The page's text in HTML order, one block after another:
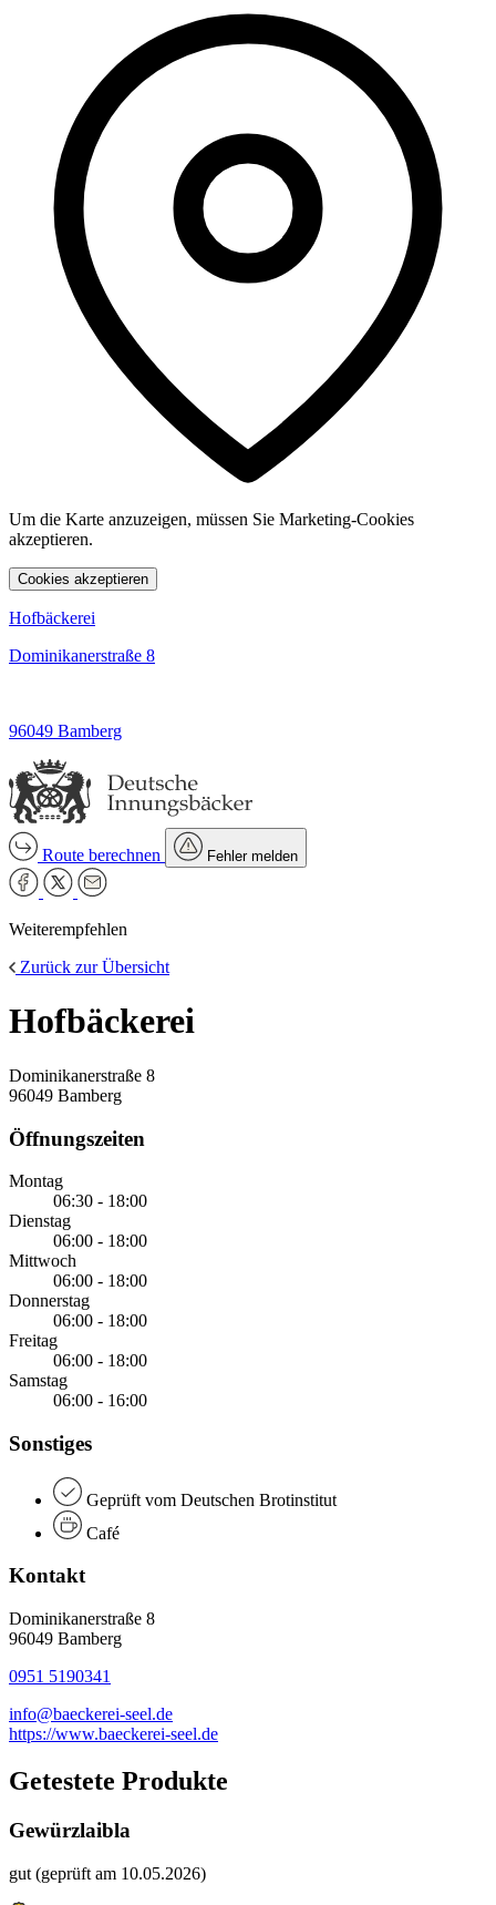
Um die Karte anzuzeigen, müssen Sie Marketing-Cookies
akzeptieren.
Cookies akzeptieren
Hofbäckerei
Dominikanerstraße 8
96049 Bamberg
Route berechnen Fehler melden
Weiterempfehlen
Zurück zur Übersicht
Hofbäckerei
Dominikanerstraße 8
96049 Bamberg
Öffnungszeiten
Montag
06:30 - 18:00
Dienstag
06:00 - 18:00
Mittwoch
06:00 - 18:00
Donnerstag
06:00 - 18:00
Freitag
06:00 - 18:00
Samstag
06:00 - 16:00
Sonstiges
Geprüft vom Deutschen Brotinstitut
Café
Kontakt
Dominikanerstraße 8
96049 Bamberg
0951 5190341
info@baeckerei-seel.de
https://www.baeckerei-seel.de
Getestete Produkte
Gewürzlaibla
gut (geprüft am 10.05.2026)